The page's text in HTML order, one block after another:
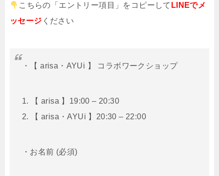
こちらの「エントリー項目」をコピーして LINEでメ
ッセージ ください
・【 arisa・AYUi 】 コラボワークショップ
1. 【 arisa 】19:00 – 20:30
2.
【 arisa・AYUi 】20:30 – 22:00
・お名前 (必須)